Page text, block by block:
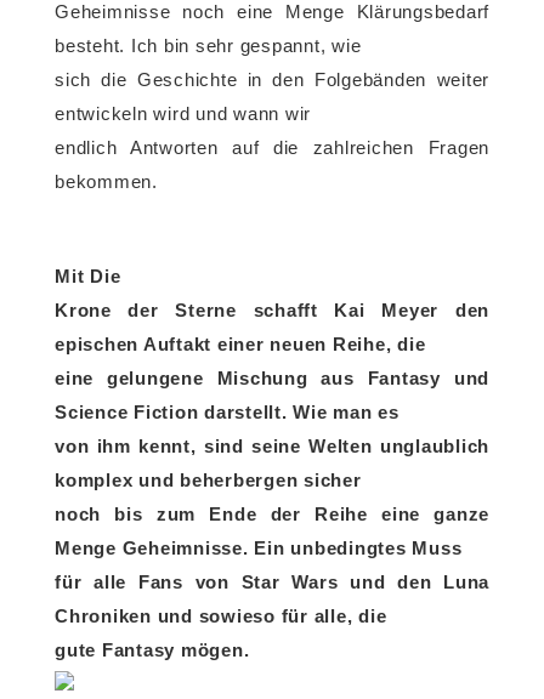
Geheimnisse noch eine Menge Klärungsbedarf
besteht. Ich bin sehr gespannt, wie
sich die Geschichte in den Folgebänden weiter
entwickeln wird und wann wir
endlich Antworten auf die zahlreichen Fragen
bekommen.
Mit Die
Krone der Sterne schafft Kai Meyer den
epischen Auftakt einer neuen Reihe, die
eine gelungene Mischung aus Fantasy und
Science Fiction darstellt. Wie man es
von ihm kennt, sind seine Welten unglaublich
komplex und beherbergen sicher
noch bis zum Ende der Reihe eine ganze
Menge Geheimnisse. Ein unbedingtes Muss
für alle Fans von Star Wars und den Luna
Chroniken und sowieso für alle, die
gute Fantasy mögen.